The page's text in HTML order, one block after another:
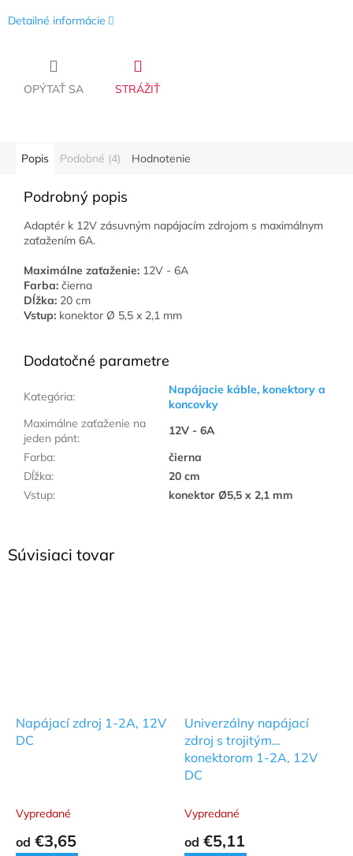
Detailné informácie
OPÝTAŤ SA STRÁŽIŤ
Súvisiaci tovar
Napájací zdroj 1-2A, 12V
DC
Vypredané
od €3,65
Univerzálny napájací
zdroj s trojitým
konektorom 1-2A, 12V
DC
Vypredané
od €5,11
Popis Podobné (4) Hodnotenie
Podrobný popis
Adaptér k 12V zásuvným napájacím zdrojom s maximálnym
zaťažením 6A.
Maximálne zaťaženie: 12V - 6A
Farba: čierna
Dĺžka: 20 cm
Vstup: konektor Ø 5,5 x 2,1 mm
Dodatočné parametre
Kategória:
Napájacie káble, konektory a
koncovky
Maximálne zaťaženie na
jeden pánt:
12V - 6A
Farba:
čierna
Dĺžka:
20 cm
Vstup: konektor Ø5,5 x 2,1 mm